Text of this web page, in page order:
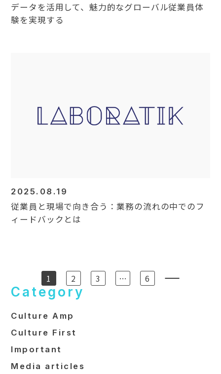
データを活用して、魅力的なグローバル従業員体
験を実現する
2025.08.19
従業員と現場で向き合う：業務の流れの中でのフ
ィードバックとは
1 2 3 … 6
Category
Culture Amp
Culture First
Important
Media articles